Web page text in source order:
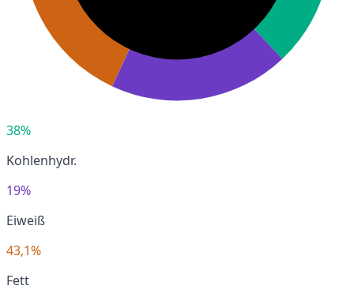
38%
Kohlenhydr.
19%
Eiweiß
43,1%
Fett